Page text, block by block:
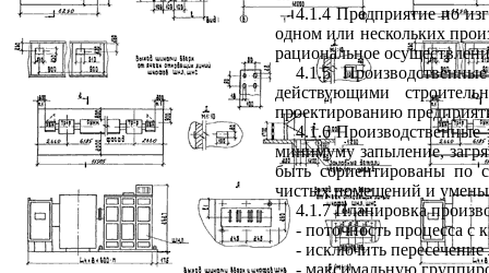
4.1.4Предприятие по
одном или нескольких
рациональное
4.1.5
действующими
проектированию
4.1.6
минимуму запыление,
быть сориентированы по
чистых помещений и
4.1.7 Планировка
- поточность процесса
- исключить
- максимальную